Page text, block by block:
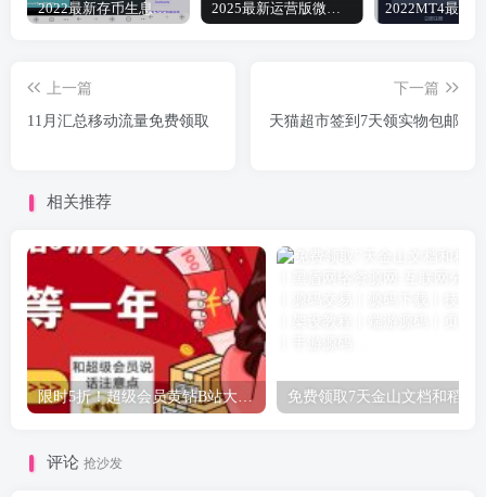
2022最新存币生息盗U 模板精美 12国语言 支持BSC ERC TRC三条链（可以付费拓展其他链）带好友邀请机制 系统一手开发 无任何后门 绝对的安全 带提币系统没有手续费 2025最新运营版微盘微交易点位盘源码6月完美修复K+去后门+文件搭建教程
上一篇
11月汇总移动流量免费领取
下一篇
天猫超市签到7天领实物包邮
相关推荐
限时5折！超级会员黄钻B站大会员
评论 抢沙发